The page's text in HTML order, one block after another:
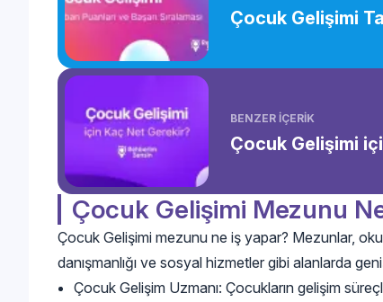
Çocuk Gelişimi
BENZER İÇERİK
Çocuk Gelişimi
Çocuk Gelişimi Mezunu
Çocuk Gelişimi mezunu ne iş yapar? Mezunlar,
danışmanlığı ve sosyal hizmetler gibi alanlarda
Çocuk Gelişim Uzmanı: Çocukların gelişim